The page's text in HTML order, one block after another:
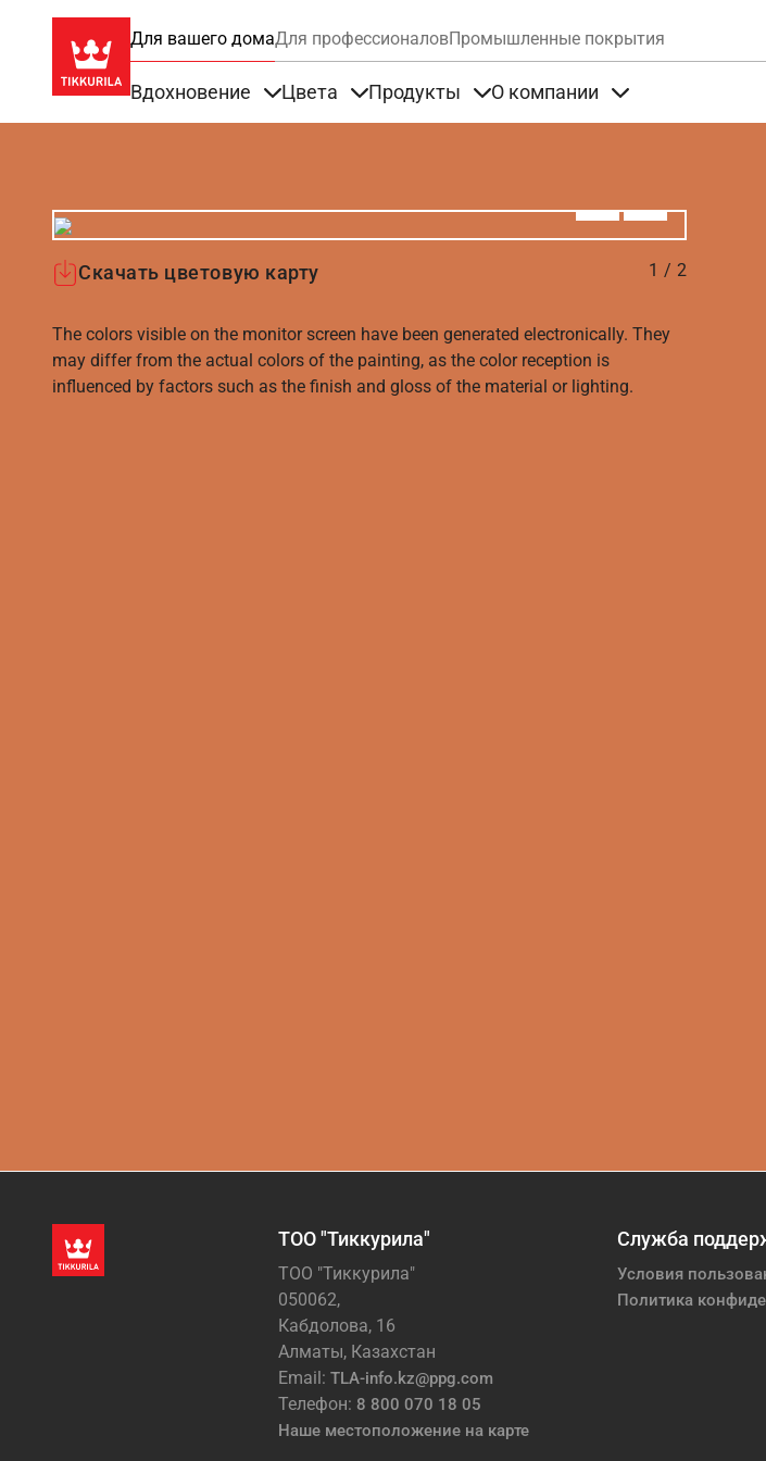
Для вашего домаДля профессионаловПромышленные покрытия
Вдохновение Цвета Продукты О компании
Скачать цветовую карту 1 / 2
The colors visible on the monitor screen have been generated electronically. They
may differ from the actual colors of the painting, as the color reception is
influenced by factors such as the finish and gloss of the material or lighting.
ТОО "Тиккурила"
ТОО "Тиккурила"
050062,
Кабдолова, 16
Алматы, Казахстан
Email: TLA-info.kz@ppg.com
Телефон: 8 800 070 18 05
Наше местоположение на карте
Служба
Условия
Политика